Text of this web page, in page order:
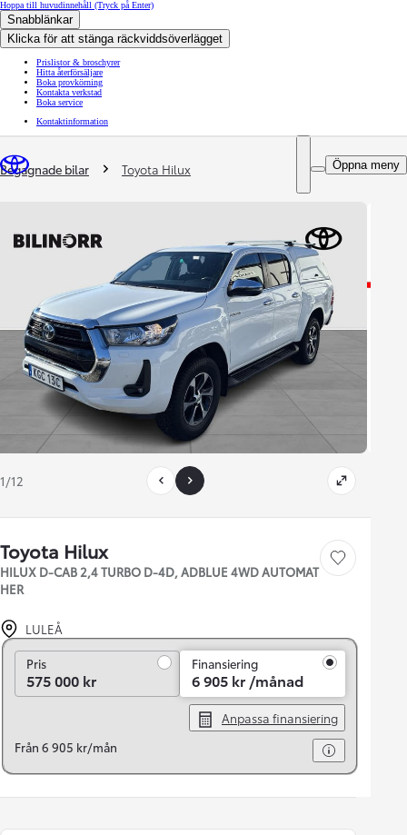
Hoppa till huvudinnehåll (Tryck på Enter)
Snabblänkar
Klicka för att stänga räckviddsöverlägget
Prislistor & broschyrer
Hitta återförsäljare
Boka provkörning
Kontakta verkstad
Boka service
Kontaktinformation
Öppna meny
You are here
Begagnade bilar Toyota Hilux
1/12
Toyota Hilux
HILUX D-CAB 2,4 TURBO D-4D, ADBLUE 4WD AUTOMAT
HER
Save car
LULEÅ
PrisPris
575 000 kr
Finansiering
6 905 kr /månad
Anpassa finansiering
Från 6 905 kr/mån